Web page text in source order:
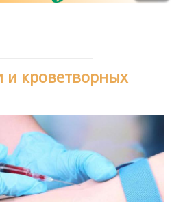
и кроветворных